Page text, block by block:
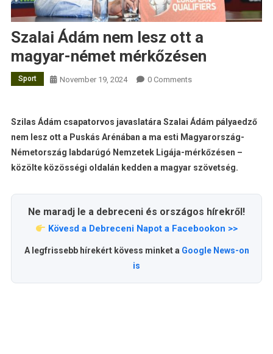
Szalai Ádám nem lesz ott a
magyar-német mérkőzésen
Sport November 19, 2024 0 Comments
Szilas Ádám csapatorvos javaslatára Szalai Ádám pályaedző
nem lesz ott a Puskás Arénában a ma esti Magyarország-
Németország labdarúgó Nemzetek Ligája-mérkőzésen –
közölte közösségi oldalán kedden a magyar szövetség.
Ne maradj le a debreceni és országos hírekről!
Kövesd a Debreceni Napot a Facebookon >>
A legfrissebb hírekért kövess minket a Google News-on
is